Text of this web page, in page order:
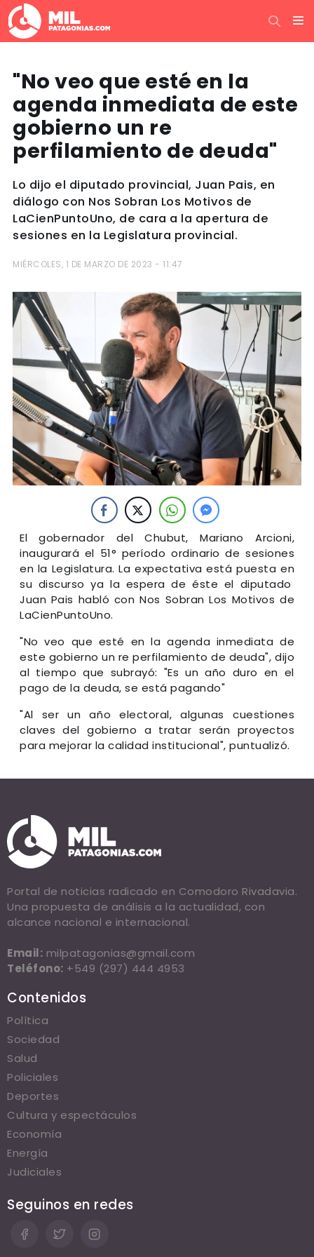
"No veo que esté en la
agenda inmediata de este
gobierno un re
perfilamiento de deuda"
Lo dijo el diputado provincial, Juan Pais, en
diálogo con Nos Sobran Los Motivos de
LaCienPuntoUno, de cara a la apertura de
sesiones en la Legislatura provincial.
MIÉRCOLES, 1 DE MARZO DE 2023 - 11:47
El gobernador del Chubut, Mariano Arcioni,
inaugurará el 51° período ordinario de sesiones
en la Legislatura. La expectativa está puesta en
su discurso ya la espera de éste el diputado
Juan Pais habló con Nos Sobran Los Motivos de
LaCienPuntoUno.
"No veo que esté en la agenda inmediata de
este gobierno un re perfilamiento de deuda", dijo
al tiempo que subrayó: "Es un año duro en el
pago de la deuda, se está pagando"
"Al ser un año electoral, algunas cuestiones
claves del gobierno a tratar serán proyectos
para mejorar la calidad institucional", puntualizó.
Portal de noticias radicado en Comodoro Rivadavia.
Una propuesta de análisis a la actualidad, con
alcance nacional e internacional.
Email: milpatagonias@gmail.com
Teléfono: +549 (297) 444 4953
Contenidos
Política
Sociedad
Salud
Policiales
Deportes
Cultura y espectáculos
Economía
Energía
Judiciales
Seguinos en redes